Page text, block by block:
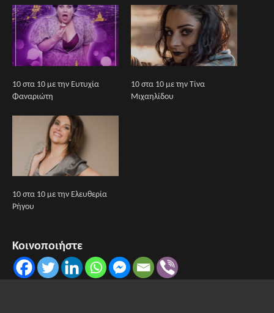
10 στα 10 με την Ευτυχία
Φαναριώτη
10 στα 10 με την Τίνα
Μιχαηλίδου
10 στα 10 με την Ελευθερία
Ρήγου
Κοινοποιήστε